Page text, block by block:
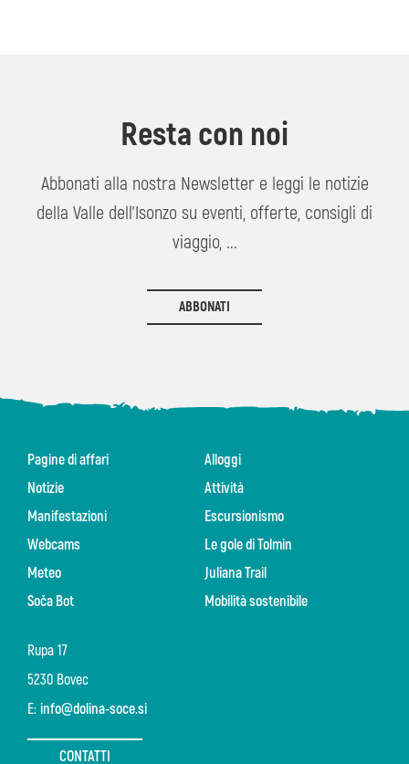
Resta con noi
Abbonati alla nostra Newsletter e leggi le notizie
della Valle dell'Isonzo su eventi, offerte, consigli di
viaggio, ...
ABBONATI
Rupa 17
5230 Bovec
E: info@dolina-soce.si
CONTATTI
Pagine di affari
Notizie
Manifestazioni
Webcams
Meteo
Soča Bot
Alloggi
Attività
Escursionismo
Le gole di Tolmin
Juliana Trail
Mobilità sostenibile